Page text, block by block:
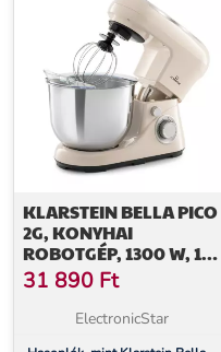
mindazoknak, akik a sütést
Klarstein Bella Pico 2G
kompromisszumoknak a
További információk>>
KLARSTEIN BELLA PICO
2G, KONYHAI
ROBOTGÉP, 1300 W, 1,7
PS, 6 FOKOZAT, 5 L
31 890 Ft
ElectronicStar